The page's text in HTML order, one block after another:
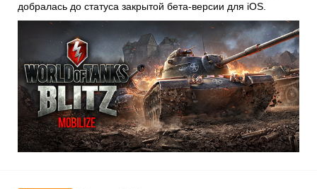
добралась до статуса закрытой бета-версии для iOS.